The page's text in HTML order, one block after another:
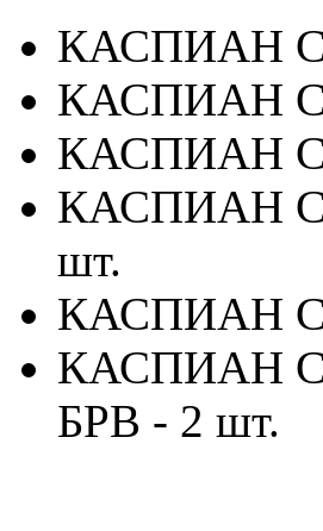
КАСПИАН
КАСПИАН
КАСПИАН
КАСПИАН
шт.
КАСПИАН
КАСПИАН
БРВ - 2 шт.